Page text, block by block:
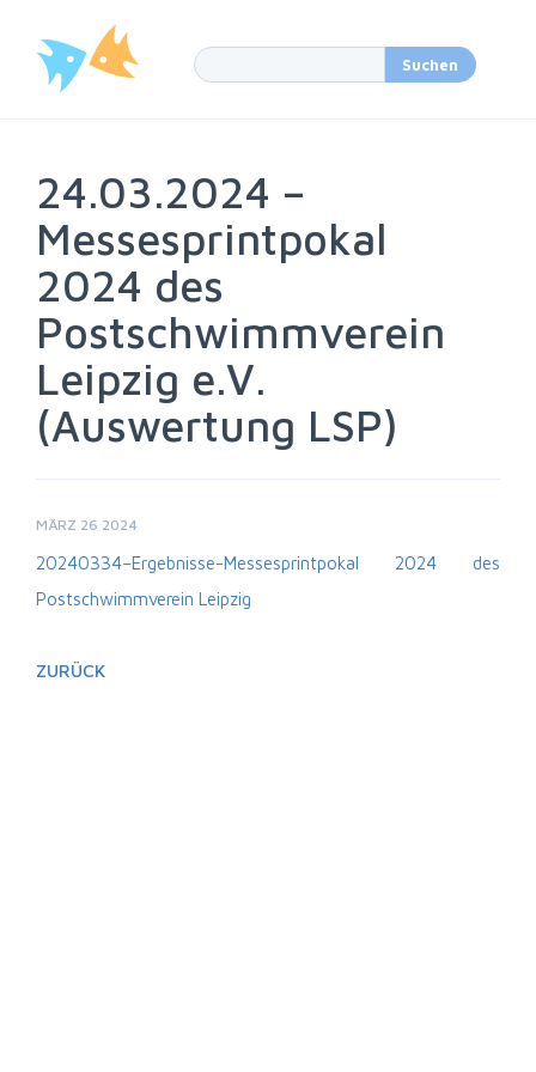
24.03.2024 –
Messesprintpokal
2024 des
Postschwimmverein
Leipzig e.V.
(Auswertung LSP)
MÄRZ 26 2024
20240334–Ergebnisse-Messesprintpokal 2024 des
Postschwimmverein Leipzig
ZURÜCK